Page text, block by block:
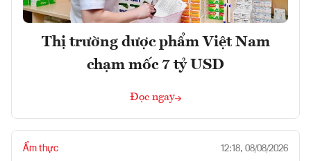
Thị trường dược phẩm Việt Nam
chạm mốc 7 tỷ USD
Đọc ngay
Ẩm thực 12:18, 08/08/2026